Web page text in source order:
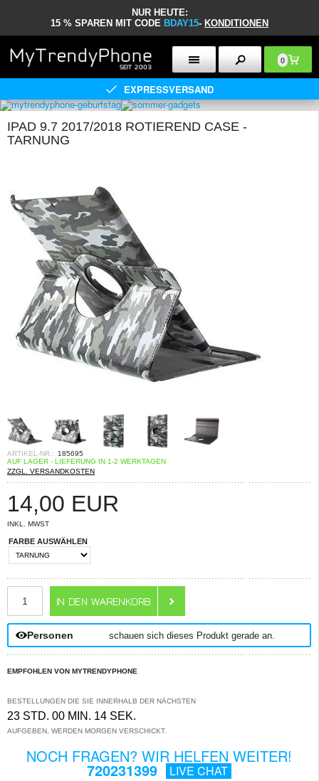
NUR HEUTE:
15 % SPAREN MIT CODE BDAY15- KONDITIONEN
0
EXPRESSVERSAND
IPAD 9.7 2017/2018 ROTIEREND CASE -
TARNUNG
ARTIKEL-NR.:
185695
AUF LAGER - LIEFERUNG IN 1-2 WERKTAGEN
ZZGL. VERSANDKOSTEN
14,00 EUR
INKL. MWST
FARBE AUSWÄHLEN
Personen schauen sich dieses Produkt gerade an.
EMPFOHLEN VON MYTRENDYPHONE
BESTELLUNGEN DIE SIE INNERHALB DER NÄCHSTEN
23 STD. 00 MIN. 13 SEK.
AUFGEBEN, WERDEN MORGEN VERSCHICKT.
NOCH FRAGEN? WIR HELFEN WEITER!
720231399 LIVE CHAT